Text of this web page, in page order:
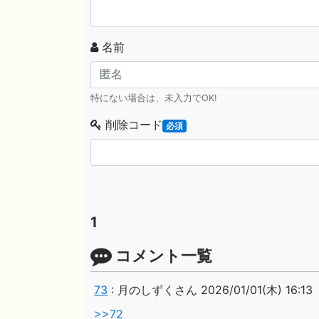
名前
特にない場合は、未入力でOK!
削除コード 必須
1
コメント一覧
73 : 月のしずくさん 2026/01/01(木) 16:13
>>72